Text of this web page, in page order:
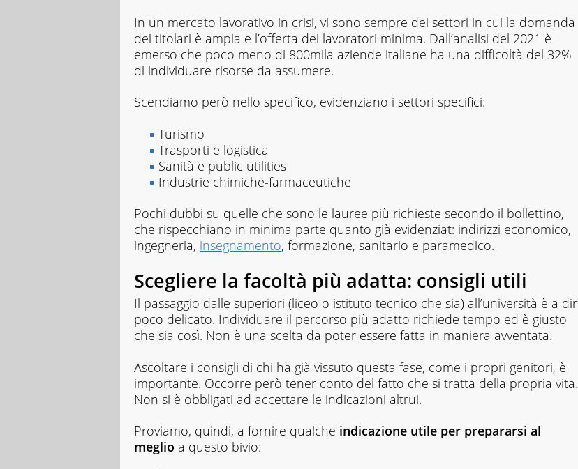
In un mercato lavorativo in crisi, vi sono sempre dei settori in cui la domanda
dei titolari è ampia e l’offerta dei lavoratori minima. Dall’analisi del 2021 è
emerso che poco meno di 800mila aziende italiane ha una difficoltà del 32%
di individuare risorse da assumere.
Scendiamo però nello specifico, evidenziano i settori specifici:
Turismo
Trasporti e logistica
Sanità e public utilities
Industrie chimiche-farmaceutiche
Pochi dubbi su quelle che sono le lauree più richieste secondo il bollettino,
che rispecchiano in minima parte quanto già evidenziat: indirizzi economico,
ingegneria, insegnamento, formazione, sanitario e paramedico.
Scegliere la facoltà più adatta: consigli utili
Il passaggio dalle superiori (liceo o istituto tecnico che sia) all’università è a dir
poco delicato. Individuare il percorso più adatto richiede tempo ed è giusto
che sia così. Non è una scelta da poter essere fatta in maniera avventata.
Ascoltare i consigli di chi ha già vissuto questa fase, come i propri genitori, è
importante. Occorre però tener conto del fatto che si tratta della propria vita.
Non si è obbligati ad accettare le indicazioni altrui.
Proviamo, quindi, a fornire qualche indicazione utile per prepararsi al
meglio a questo bivio: